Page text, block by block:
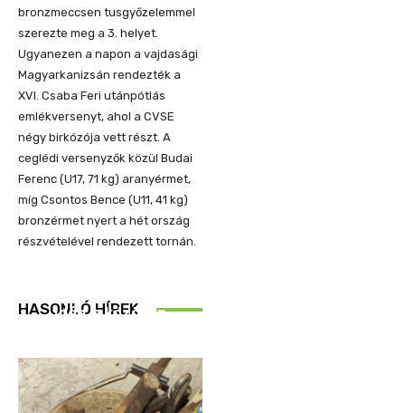
bronzmeccsen tusgyőzelemmel
szerezte meg a 3. helyet.
Ugyanezen a napon a vajdasági
Magyarkanizsán rendezték a
XVI. Csaba Feri utánpótlás
emlékversenyt, ahol a CVSE
négy birkózója vett részt. A
ceglédi versenyzők közül Budai
Ferenc (U17, 71 kg) aranyérmet,
míg Csontos Bence (U11, 41 kg)
bronzérmet nyert a hét ország
részvételével rendezett tornán.
HASONLÓ HÍREK
Idén is közösen